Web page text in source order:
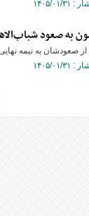
به صعود
صعودشان به نیمه